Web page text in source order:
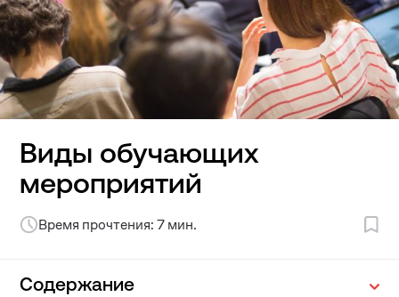
Виды обучающих
мероприятий
Время прочтения: 7 мин.
Содержание